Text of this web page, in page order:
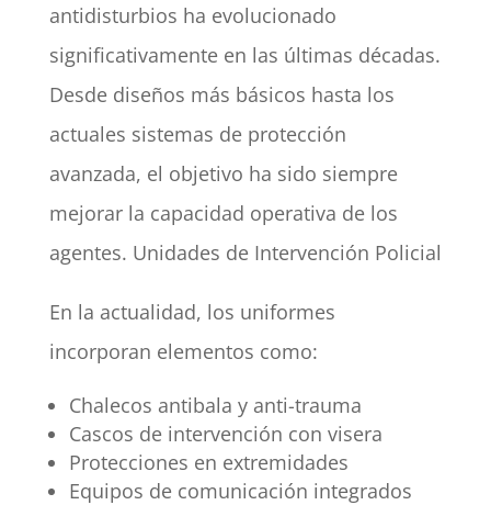
antidisturbios ha evolucionado
significativamente en las últimas décadas.
Desde diseños más básicos hasta los
actuales sistemas de protección
avanzada, el objetivo ha sido siempre
mejorar la capacidad operativa de los
agentes. Unidades de Intervención Policial
En la actualidad, los uniformes
incorporan elementos como:
Chalecos antibala y anti-trauma
Cascos de intervención con visera
Protecciones en extremidades
Equipos de comunicación integrados